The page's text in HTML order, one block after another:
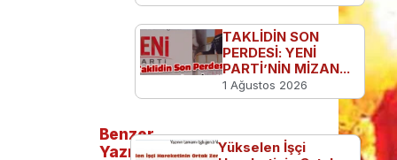
TAKLİDİN SON
PERDESİ: YENİ
PARTİ’NİN MİZAN...
1 Ağustos 2026
Benzer
Yazılar
Yükselen İşçi